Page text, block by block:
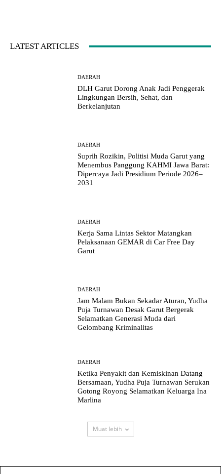
LATEST ARTICLES
DAERAH
DLH Garut Dorong Anak Jadi Penggerak
Lingkungan Bersih, Sehat, dan
Berkelanjutan
DAERAH
Suprih Rozikin, Politisi Muda Garut yang
Menembus Panggung KAHMI Jawa Barat:
Dipercaya Jadi Presidium Periode 2026–
2031
DAERAH
Kerja Sama Lintas Sektor Matangkan
Pelaksanaan GEMAR di Car Free Day
Garut
DAERAH
Jam Malam Bukan Sekadar Aturan, Yudha
Puja Turnawan Desak Garut Bergerak
Selamatkan Generasi Muda dari
Gelombang Kriminalitas
DAERAH
Ketika Penyakit dan Kemiskinan Datang
Bersamaan, Yudha Puja Turnawan Serukan
Gotong Royong Selamatkan Keluarga Ina
Marlina
Muat lebih